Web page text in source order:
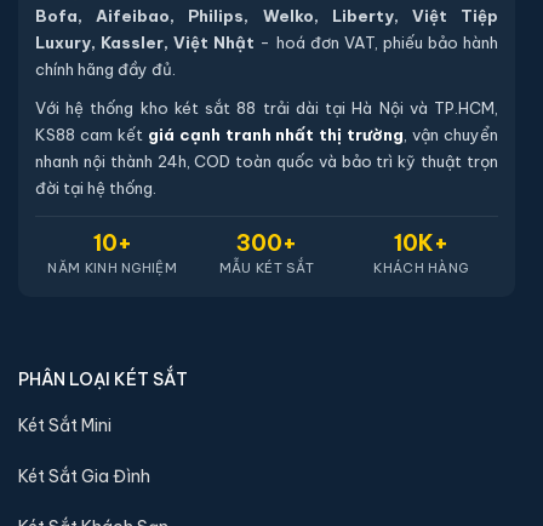
Sản phẩm cùng dòng Két sắt Liberty
Khám phá thêm các mẫu thuộc dòng
so sánh kích thước, công nghệ khoá và mức giá trước khi đặt
hàng.
gold chính hãng
Bofa, Aifeibao, Philips, Welko, Liberty, Việt Tiệp
Luxury, Kassler, Việt Nhật - hoá đơn VAT, phiếu bảo hành
chính hãng đầy đủ.
Với hệ thống kho két sắt 88 trải dài tại Hà Nội và TP.HCM,
KS88 cam kết giá cạnh tranh nhất thị trường , vận chuyển
nhanh nội thành 24h, COD toàn quốc và bảo trì kỹ thuật trọn
đời tại hệ thống.
10+
NĂM KINH NGHIỆM
300+
MẪU KÉT SẮT
10K+
KHÁCH HÀNG
PHÂN LOẠI KÉT SẮT
Két Sắt Mini
Két Sắt Gia Đình